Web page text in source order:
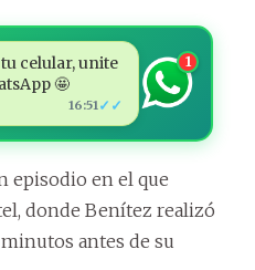
celular, unite
🤩
16:51 ✓✓
1
episodio en el que
donde Benítez realizó
minutos antes de su